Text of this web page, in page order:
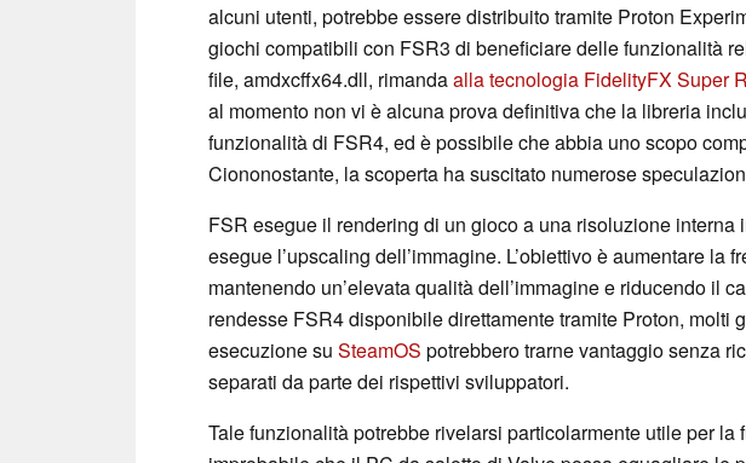
alcuni utenti, potrebbe essere distribuito tramite Proton
giochi compatibili con FSR3 di beneficiare delle funzionalità
file, amdxcffx64.dll, rimandaalla tecnologia FidelityFX Super
al momento non vi è alcuna prova definitiva che la libreria
funzionalità di FSR4, ed è possibile che abbia uno scopo
Ciononostante, la scoperta ha suscitato numerose
FSR esegue il rendering di un gioco a una risoluzione interna
esegue l’upscaling dell’immagine. L’obiettivo è aumentare la
mantenendo un’elevata qualità dell’immagine e riducendo il
rendesse FSR4 disponibile direttamente tramite Proton, molti
esecuzione su SteamOS potrebbero trarne vantaggio senza
separati da parte dei rispettivi sviluppatori.
Tale funzionalità potrebbe rivelarsi particolarmente utile per la